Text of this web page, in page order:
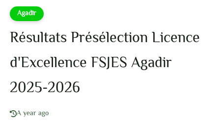
Agadir
Résultats Présélection Licence
d'Excellence FSJES Agadir
2025-2026
A year ago